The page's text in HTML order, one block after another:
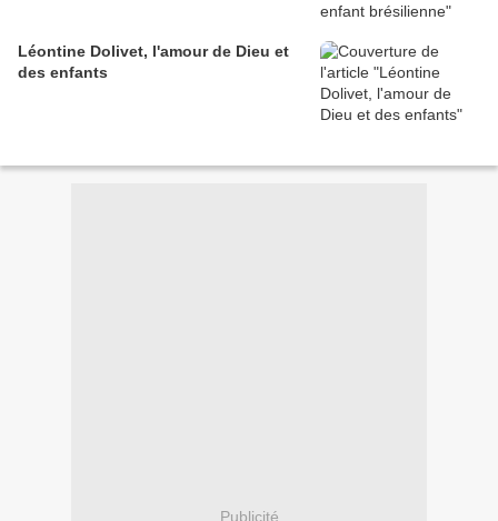
Léontine Dolivet, l'amour de Dieu et
des enfants
Publicité